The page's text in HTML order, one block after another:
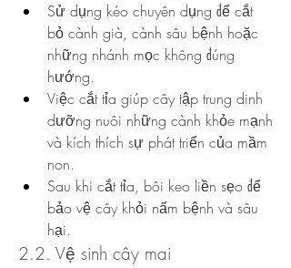
Sử dụng kéo chuyên dụng để cắt
bỏ cành già, cành sâu bệnh hoặc
những nhánh mọc không đúng
hướng.
Việc cắt tỉa giúp cây tập trung dinh
dưỡng nuôi những cành khỏe mạnh
và kích thích sự phát triển của mầm
non.
Sau khi cắt tỉa, bôi keo liền sẹo để
bảo vệ cây khỏi nấm bệnh và sâu
hại.
2.2. Vệ sinh cây mai